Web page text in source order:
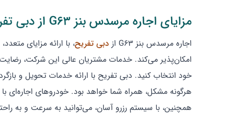
مزایای اجاره مرسدس بنز G63 از دبی تفریح
اجاره مرسدس بنز G63 از دبی تفریح، با ارائه مزایای
امکان‌پذیر می‌کند. خدمات مشتریان عالی این شرکت،
خود انتخاب کنید. دبی تفریح با ارائه خدمات تحویل و
هرگونه مشکل، همراه شما خواهد بود. خودروهای اجاره‌ای
همچنین، با سیستم رزرو آسان، می‌توانید به سرعت و به